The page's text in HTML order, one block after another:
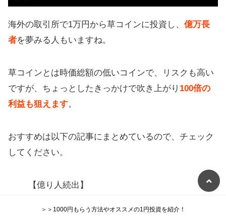
海外の取引所で1万円から草コインに投資し、 億万長
者を夢みる人もいますね。
草コインとは時価総額の低いコインで、リスクも高い
ですが、ちょっとしたきっかけで吹き上がり 100倍の
利益も狙えます。
おすすめは以下の記事にまとめているので、チェック
してください。
【億り人続出】
＞＞1000円もらう方法やオススメの1円投資を紹介！